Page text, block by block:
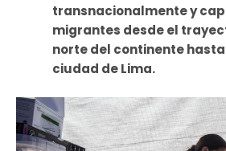
transnacionalmente y
migrantes desde el
norte del continente
ciudad de Lima.